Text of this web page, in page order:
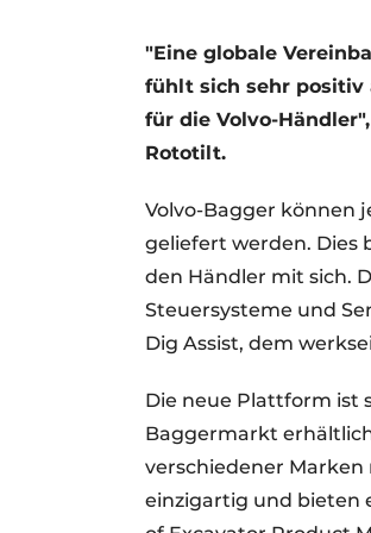
"Eine globale
fühlt sich sehr positiv
für die Volvo-
Rototilt.
Volvo-Bagger können
geliefert werden. Dies
den Händler mit sich.
Steuersysteme und
Dig Assist, dem
Die neue Plattform ist
Baggermarkt
verschiedener Marken
einzigartig und bieten